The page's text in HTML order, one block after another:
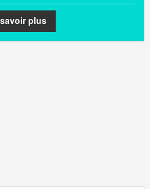
plus